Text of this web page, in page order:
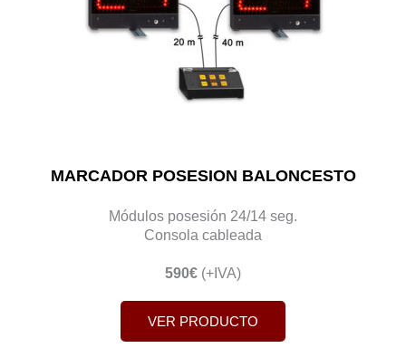
MARCADOR POSESION BALONCESTO
Módulos posesión 24/14 seg.
Consola cableada
590€ (+IVA)
VER PRODUCTO